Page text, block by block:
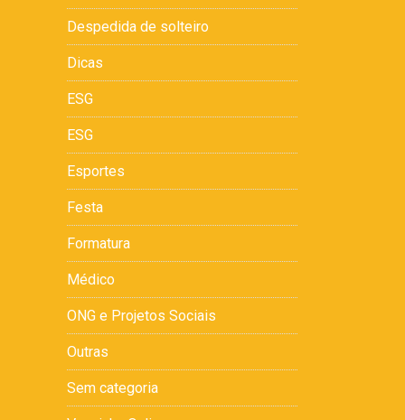
Despedida de solteiro
Dicas
ESG
ESG
Esportes
Festa
Formatura
Médico
ONG e Projetos Sociais
Outras
Sem categoria